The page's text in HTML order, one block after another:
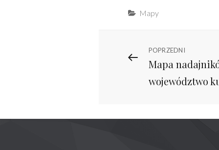
Categories
Mapy
Nawigacja
wpisu
Previous
Post
POPRZEDNI
Mapa
województwo